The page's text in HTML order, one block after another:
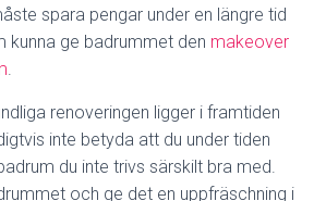
spara pengar under en längre tid
kunna ge badrummet den makeover
.
renoveringen ligger i framtiden
inte betyda att du under tiden
du inte trivs särskilt bra med.
och ge det en uppfräschning i